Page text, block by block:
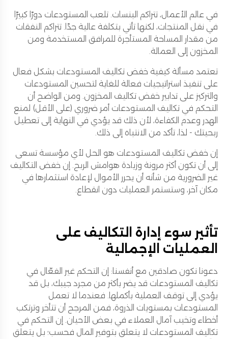
في عالم الأعمال، تتراكم البنسات. تلعب المستودعات دورًا كبيرًا
في نقل المنتجات، لكنها تأتي بتكلفة عالية جدًا. تتراكم النفقات
من مقدار المساحة المستأجرة للمرافق المستخدمة ومن
المخزون إلى العمالة.
تعتمد مسألة كيفية خفض تكاليف المستودعات بشكل فعال
على تنفيذ استراتيجيات فعالة للغاية لتحسين المستودعات
والتركيز على تدابير خفض تكاليف المخزون. ومن الواضح أن
التحكم في تكاليف المستودعات أمر ضروري (على الأقل) لمنع
الهدر وعدم الكفاءة، لأن ذلك قد يؤدي في النهاية إلى تعطيل
ربحيتك - لذا، تأكد من الانتباه إلى ذلك.
إن خفض تكاليف المستودعات هو الحل لأي مؤسسة تسعى
إلى أن تكون أكثر مرونة وزيادة هوامش الربح. إن خفض التكاليف
غير الضرورية من شأنه أن يحرر الأموال لإعادة استثمارها في
مكان آخر، وستستمر العمليات دون انقطاع.
تأثير سوء إدارة التكاليف على
العمليات الإجمالية
دعونا نكون صادقين مع أنفسنا: إن التحكم غير الفعّال في
تكاليف المستودعات قد يضر بأكثر من مجرد جيبك، بل قد
يؤدي إلى توقف العملية بأكملها. فعندما لا تعمل
المستودعات بمستويات الذروة، فمن المرجح أن تتأخر وترتكب
أخطاء وتخيب آمال العملاء في بعض الأحيان. إن التحكم في
تكاليف المستودعات لا يتعلق بتوفير المال فحسب؛ بل يتعلق